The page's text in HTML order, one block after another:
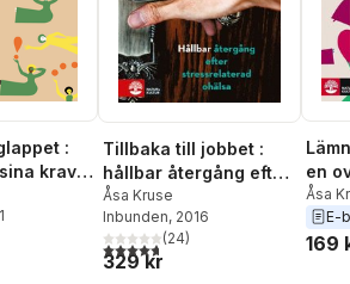
:
krav
Totalt antal röster:
Tillbaka till jobbet :
hållbar återgång efter
stressrelaterad ohälsa
Åsa Kruse
Inbunden, 2016
4,7utav 5 stjärnor. Totalt antal
(24)
329 kr
en
Åsa
E-
169